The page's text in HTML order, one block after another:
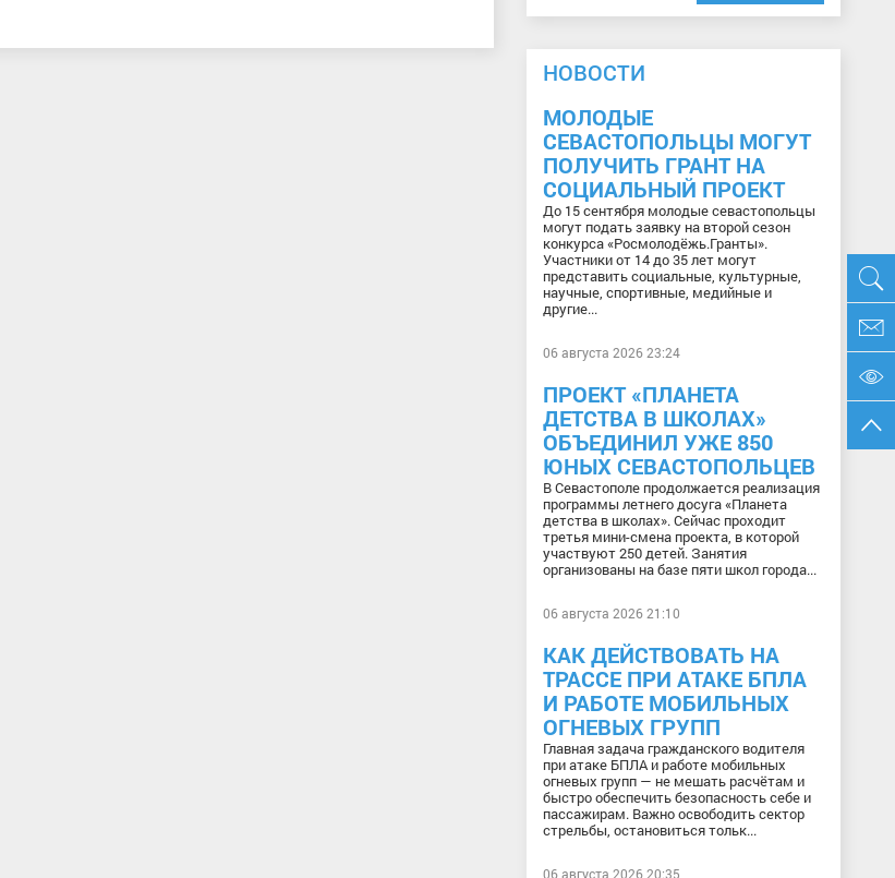
НОВОСТИ
МОЛОДЫЕ
СЕВАСТОПОЛЬЦЫ МОГУТ
ПОЛУЧИТЬ ГРАНТ НА
СОЦИАЛЬНЫЙ ПРОЕКТ
До 15 сентября молодые севастопольцы
могут подать заявку на второй сезон
конкурса «Росмолодёжь.Гранты».
Участники от 14 до 35 лет могут
представить социальные, культурные,
научные, спортивные, медийные и
другие...
06 августа 2026 23:24
ПРОЕКТ «ПЛАНЕТА
ДЕТСТВА В ШКОЛАХ»
ОБЪЕДИНИЛ УЖЕ 850
ЮНЫХ СЕВАСТОПОЛЬЦЕВ
В Севастополе продолжается реализация
программы летнего досуга «Планета
детства в школах». Сейчас проходит
третья мини-смена проекта, в которой
участвуют 250 детей. Занятия
организованы на базе пяти школ города...
06 августа 2026 21:10
КАК ДЕЙСТВОВАТЬ НА
ТРАССЕ ПРИ АТАКЕ БПЛА
И РАБОТЕ МОБИЛЬНЫХ
ОГНЕВЫХ ГРУПП
Главная задача гражданского водителя
при атаке БПЛА и работе мобильных
огневых групп — не мешать расчётам и
быстро обеспечить безопасность себе и
пассажирам. Важно освободить сектор
стрельбы, остановиться тольк...
06 августа 2026 20:35